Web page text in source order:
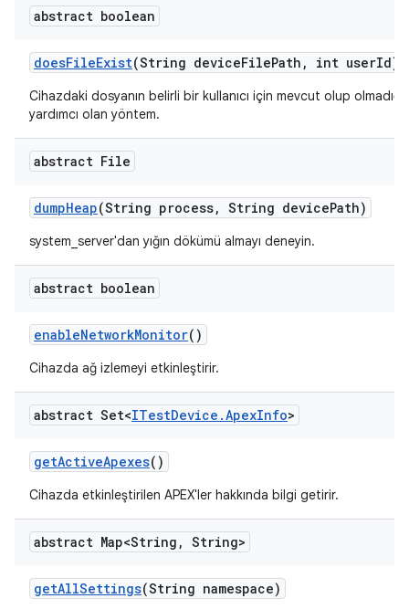
abstract boolean
doesFileExist(String deviceFilePath , int userId)
Cihazdaki dosyanın belirli bir kullanıcı için mevcut olup
yardımcı olan yöntem.
abstract File
dumpHeap(String process, String devicePath)
system_server'dan yığın dökümü almayı deneyin.
abstract boolean
enableNetworkMonitor()
Cihazda ağ izlemeyi etkinleştirir.
abstract Set<ITestDevice .ApexInfo>
getActiveApexes()
Cihazda etkinleştirilen APEX'ler hakkında bilgi getirir.
abstract Map<String , String>
getAllSettings(String namespace)